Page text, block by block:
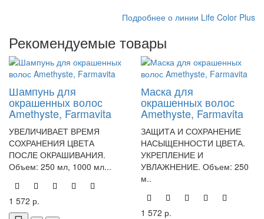
Подробнее о линии Life Color Plus
Рекомендуемые товары
Шампунь для
окрашенных волос
Amethyste, Farmavita
УВЕЛИЧИВАЕТ ВРЕМЯ
СОХРАНЕНИЯ ЦВЕТА
ПОСЛЕ ОКРАШИВАНИЯ.
Объем: 250 мл, 1000 мл...
1 572 р.
Маска для
окрашенных волос
Amethyste, Farmavita
ЗАЩИТА И СОХРАНЕНИЕ
НАСЫЩЕННОСТИ ЦВЕТА.
УКРЕПЛЕНИЕ И
УВЛАЖНЕНИЕ. Объем: 250
м..
1 572 р.